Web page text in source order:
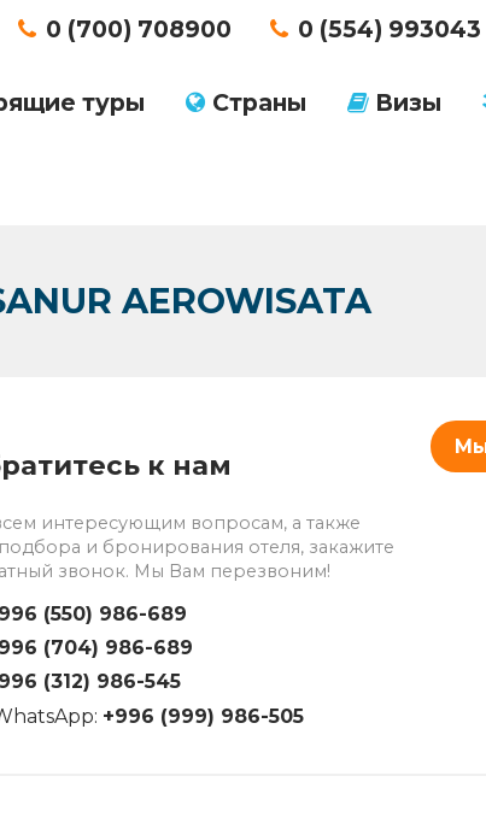
0 (700) 708900 0 (554) 993043
туры Страны Визы
AEROWISATA
к нам
интересующим вопросам, а также
и бронирования отеля, закажите
звонок. Мы Вам перезвоним!
(550) 986-689
(704) 986-689
(312) 986-545
+996 (999) 986-505